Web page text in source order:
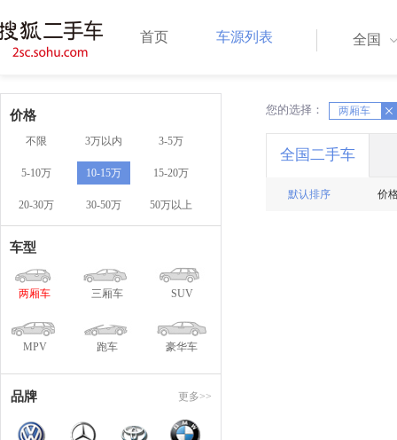
首页 车源列表 全国
价格
不限 3万以内 3-5万
5-10万 10-15万 15-20万
20-30万 30-50万 50万以上
车型
两厢车 三厢车 SUV
MPV 跑车 豪华车
品牌 更多>>
您的选择： 两厢车
X X
全国二手车
默认排序 价